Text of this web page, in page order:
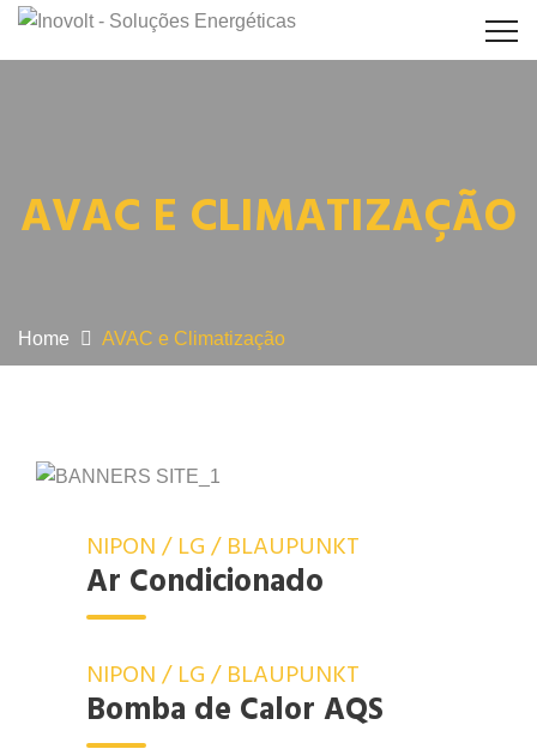
AVAC E CLIMATIZAÇÃO
Home AVAC e Climatização
NIPON / LG / BLAUPUNKT
Ar Condicionado
NIPON / LG / BLAUPUNKT
Bomba de Calor AQS